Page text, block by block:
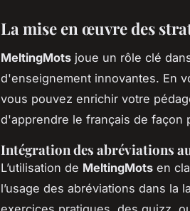
La mise en œuvre des
MeltingMots joue un rôle clé
d'enseignement innovantes. En
vous pouvez enrichir votre
d'apprendre le français de façon
Intégration des abréviations
L’utilisation de MeltingMots en
l’usage des abréviations dans la